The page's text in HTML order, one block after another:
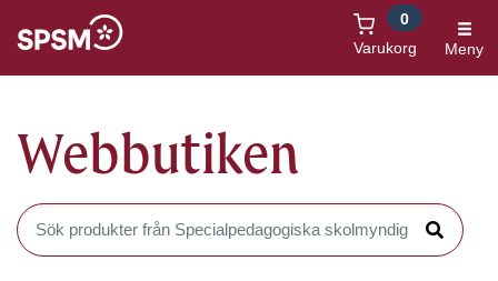
Varukorg
0
Meny
Webbutiken
Sök produkter i Webbutiken
Sök